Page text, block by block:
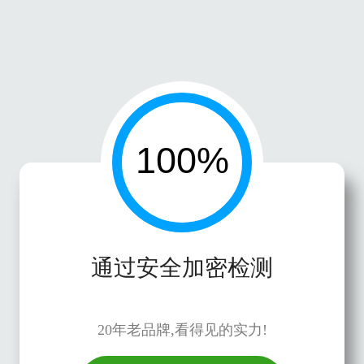
通过安全加密检测
20年老品牌,看得见的实力!